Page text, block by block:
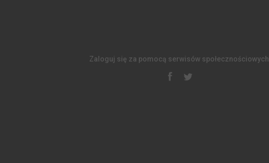
Zaloguj się za pomocą serwisów społecznościowych